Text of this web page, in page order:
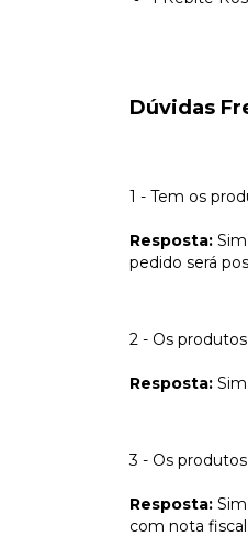
Dúvidas
1 - Tem os
Resposta:
pedido será
2 - Os
Resposta:
3 - Os
Resposta:
com nota fiscal.